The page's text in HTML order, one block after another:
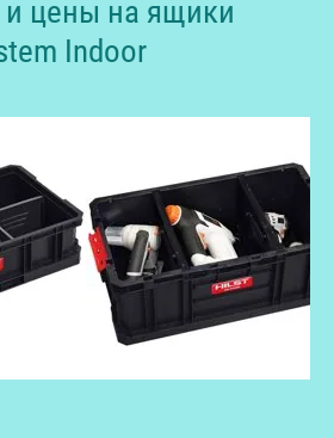
и цены на ящики
Indoor